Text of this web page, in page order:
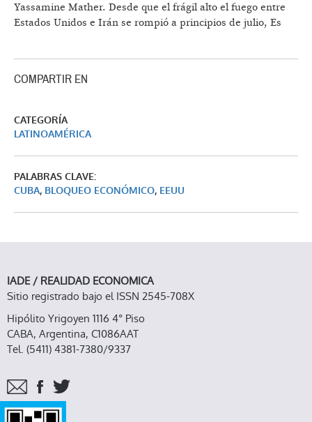
Yassamine Mather. Desde que el frágil alto el fuego entre
Estados Unidos e Irán se rompió a principios de julio, Es
COMPARTIR EN
CATEGORÍA
LATINOAMÉRICA
PALABRAS CLAVE:
CUBA, BLOQUEO ECONÓMICO, EEUU
IADE / REALIDAD ECONOMICA
Sitio registrado bajo el ISSN 2545-708X
Hipólito Yrigoyen 1116 4° Piso
CABA, Argentina, C1086AAT
Tel. (5411) 4381-7380/9337